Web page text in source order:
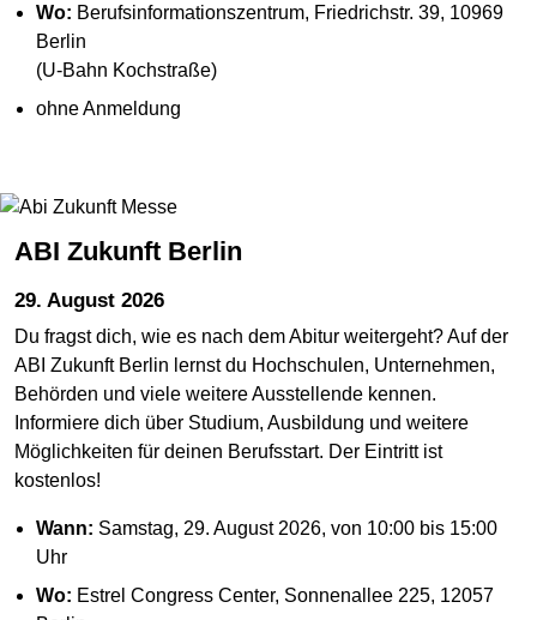
Wo: Berufsinformationszentrum, Friedrichstr. 39, 10969
Berlin
(U-Bahn Kochstraße)
ohne Anmeldung
ABI Zukunft Berlin
29. August 2026
Du fragst dich, wie es nach dem Abitur weitergeht? Auf der
ABI Zukunft Berlin lernst du Hochschulen, Unternehmen,
Behörden und viele weitere Ausstellende kennen.
Informiere dich über Studium, Ausbildung und weitere
Möglichkeiten für deinen Berufsstart. Der Eintritt ist
kostenlos!
Wann: Samstag, 29. August 2026, von 10:00 bis 15:00
Uhr
Wo: Estrel Congress Center, Sonnenallee 225, 12057